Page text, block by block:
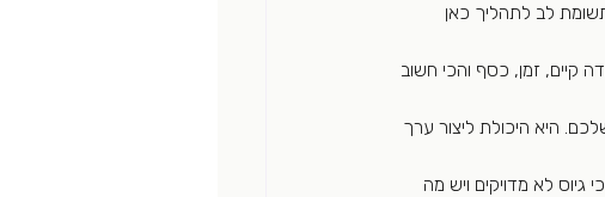
לב לתהליך כאן
קיים, זמן, כסף והכי חשוב
היא היכולת ליצור ערך
גיוס לא מדויקים ויש מה